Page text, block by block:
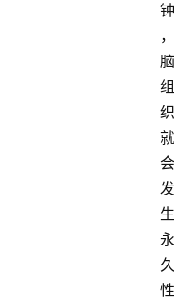
钟
，
脑
组
织
就
会
发
生
永
久
性